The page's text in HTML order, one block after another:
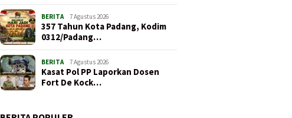
BERITA 7 Agustus 2026
357 Tahun Kota Padang, Kodim
0312/Padang…
BERITA 7 Agustus 2026
Kasat Pol PP Laporkan Dosen
Fort De Kock…